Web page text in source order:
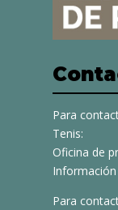
Para
Tenis:
Oficina de
Para